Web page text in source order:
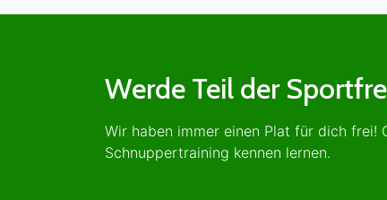
Werde Teil der
Wir haben immer einen Plat für dich frei!
Schnuppertraining kennen lernen.